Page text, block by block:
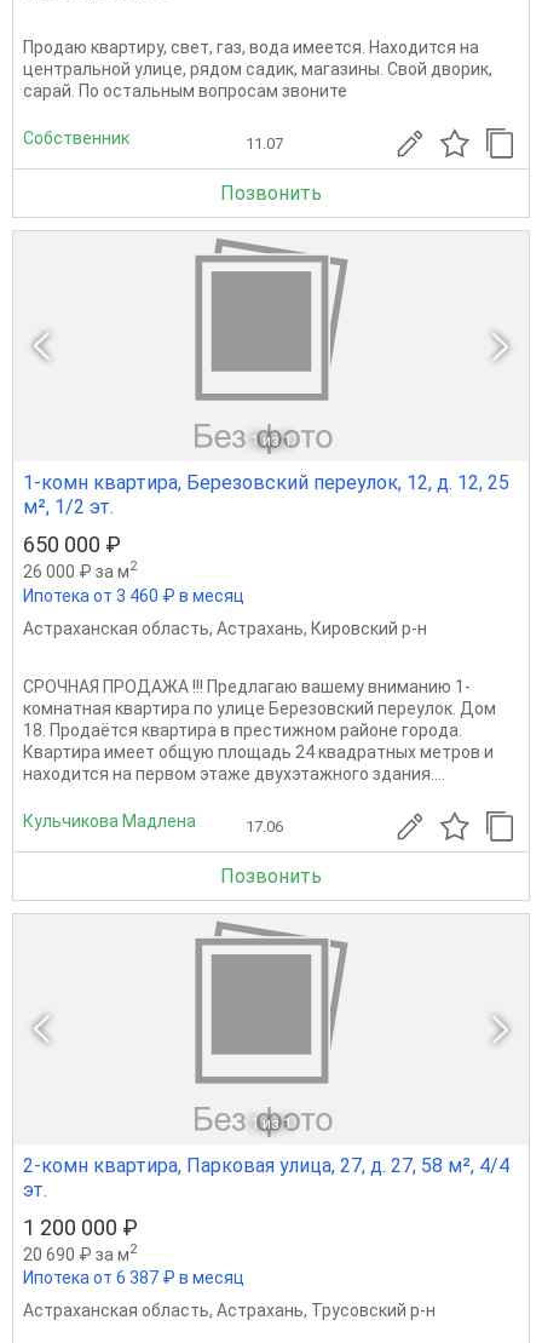
Продаю квартиру, свет, газ, вода имеется. Находится на
центральной улице, рядом садик, магазины. Свой дворик,
сарай. По остальным вопросам звоните
Собственник 11.07
Позвонить
1 из 1
1-комн квартира, Березовский переулок, 12, д. 12, 25
м², 1/2 эт.
650 000 ₽
26 000 ₽ за м2
Ипотека от 3 460 ₽ в месяц
Астраханская область, Астрахань, Кировский р-н
CРOЧHАЯ ПPОДАЖА !!! Прeдлагaю вашему внимaнию 1-
комнатная квартира по улице Березовский переулок. Дом
18. Продаётся квартира в престижном районе города.
Квартира имеет общую площадь 24 квадратных метров и
находится на первом этаже двухэтажного здания....
Кульчикова Мадлена 17.06
Позвонить
1 из 1
2-комн квартира, Парковая улица, 27, д. 27, 58 м², 4/4
эт.
1 200 000 ₽
20 690 ₽ за м2
Ипотека от 6 387 ₽ в месяц
Астраханская область, Астрахань, Трусовский р-н